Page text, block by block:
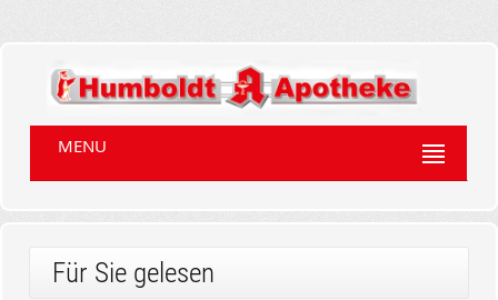
MENU
Für Sie gelesen